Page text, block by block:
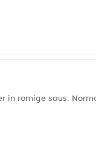
in romige saus.